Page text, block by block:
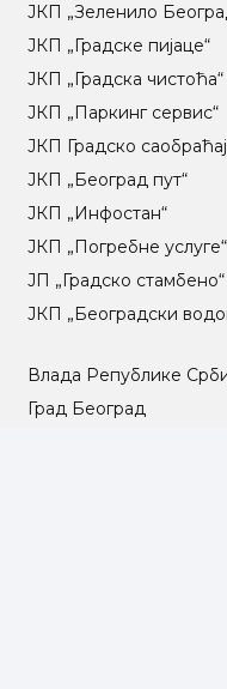
ЈКП „Зеленило
ЈКП „Градске пијаце“
ЈКП „Градска чистоћа“
ЈКП „Паркинг сервис“
ЈКП Градско
ЈКП „Београд пут“
ЈКП „Инфостан“
ЈКП „Погребне услуге“
ЈП „Градско стамбено“
ЈКП „Београдски
Влада Републике
Град Београд